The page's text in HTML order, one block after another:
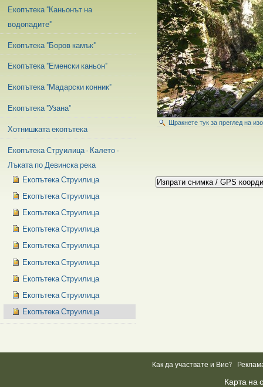
Щракнете тук за преглед на
Екопътека "Каньонът на
водопадите"
Екопътека "Боров камък"
Екопътека "Еменски каньон"
Екопътека "Мадарски конник"
Екопътека "Узана"
Хотнишката екопътека
Екопътека Струилица - Калето -
Лъката по Девинска река
Екопътека Струилица
Екопътека Струилица
Екопътека Струилица
Екопътека Струилица
Екопътека Струилица
Екопътека Струилица
Екопътека Струилица
Екопътека Струилица
Екопътека Струилица
Box
Как да участвате и Вие?
Карта на